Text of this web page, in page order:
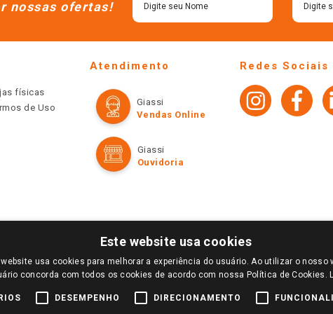
nossas ofertas!
físicas
de Uso
Atendimento
Giassi
Vendas Online
Giassi
Ouvidoria
Redes Sociais
LOGIN E SELECIONE A LOJA DE SUA PREFERÊNCIA. SOMENTE APÓS O LOGIN, OS PREÇOS
SITE SÃO VÁLIDOS APENAS PARA COMPRAS REALIZADAS NO GIASSI.COM.BR E NA LOJA
DE BUSCAS.
Este website usa cookies
website usa cookies para melhorar a experiência do usuário. Ao utilizar o nosso
concorda com todos os cookies de acordo com nossa Política de Cookies.
DESEMPENHO DIRECIONAMENTO